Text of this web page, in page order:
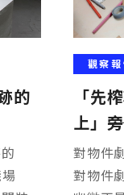
的
觀察報
「先
上」
對物件
對物件